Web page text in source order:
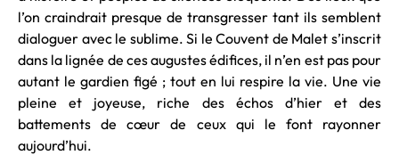
l’on craindrait presque de transgresser tant ils semblent
dialoguer avec le sublime. Si le Couvent de Malet s’inscrit
dans la lignée de ces augustes édifices, il n’en est pas pour
autant le gardien figé ; tout en lui respire la vie. Une vie
pleine et joyeuse, riche des échos d’hier et des
battements de cœur de ceux qui le font rayonner
aujourd’hui.